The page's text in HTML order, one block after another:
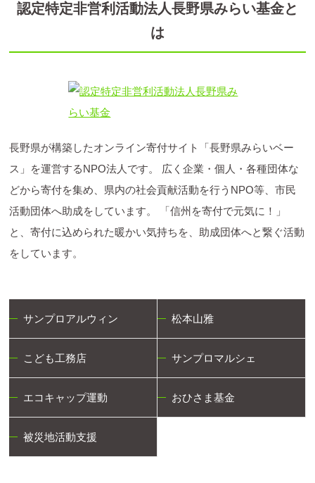
認定特定非営利活動法人長野県みらい基金と
は
長野県が構築したオンライン寄付サイト「長野県みらいベー
ス」を運営するNPO法人です。 広く企業・個人・各種団体な
どから寄付を集め、県内の社会貢献活動を行うNPO等、市民
活動団体へ助成をしています。 「信州を寄付で元気に！」
と、寄付に込められた暖かい気持ちを、助成団体へと繋ぐ活動
をしています。
サンプロアルウィン 松本山雅
こども工務店 サンプロマルシェ
エコキャップ運動 おひさま基金
被災地活動支援